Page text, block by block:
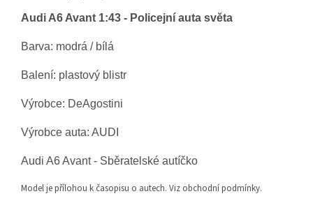
Audi A6 Avant 1:43 - Policejní auta světa
Barva: modrá / bílá
Balení: plastový blistr
Výrobce: DeAgostini
Výrobce auta: AUDI
Audi A6 Avant - Sběratelské autíčko
Model je přílohou k časopisu o autech. Viz obchodní podmínky.